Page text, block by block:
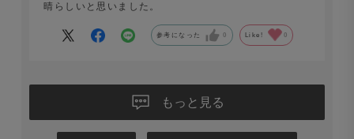
晴らしいと思いました。
参考になった 0 Like! 0
もっと見る